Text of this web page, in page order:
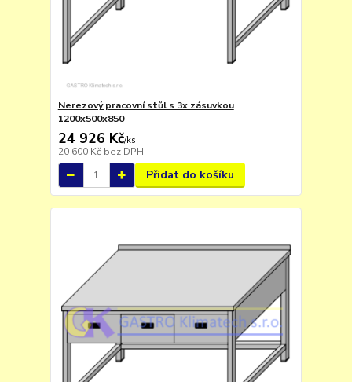
Nerezový pracovní stůl s 3x zásuvkou
1200x500x850
24 926 Kč/ks
20 600 Kč bez DPH
Přidat do košíku